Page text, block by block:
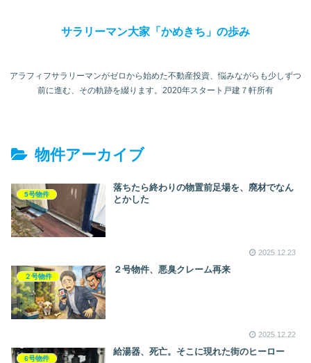
サラリーマン大家「かめきち」の歩み
アラフィフサラリーマンがゼロから始めた不動産投資、悩みながらも少しずつ
前に進む、その軌跡を綴ります。2020年スタート戸建７軒所有
物件アーカイブ
5号物件
落ちたら終わりの物置前足場を、廃材でなん
とかした
2025.12.23
２号物件
２号物件、悪臭クレーム再来
2025.12.22
6号物件
給湯器、死亡。そこに現れた街のヒーロー